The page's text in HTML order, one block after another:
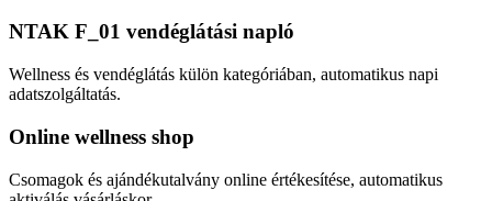
NTAK F_01 vendéglátási napló
Wellness és vendéglátás külön kategóriában, automatikus napi
adatszolgáltatás.
Online wellness shop
Csomagok és ajándékutalvány online értékesítése, automatikus